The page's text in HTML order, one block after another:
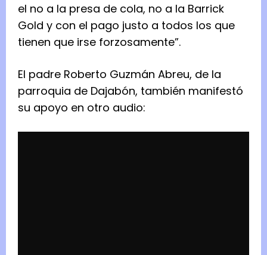
el no a la presa de cola, no a la Barrick
Gold y con el pago justo a todos los que
tienen que irse forzosamente”.
El padre Roberto Guzmán Abreu, de la
parroquia de Dajabón, también manifestó
su apoyo en otro audio: